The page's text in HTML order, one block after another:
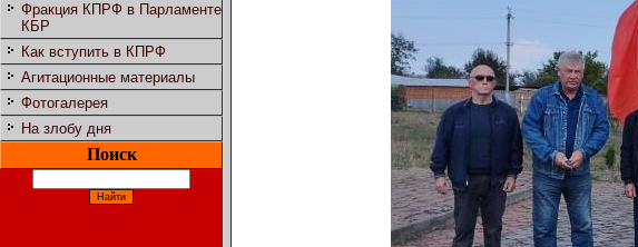
Фракция КПРФ в Парламенте
КБР
Как вступить в КПРФ
Агитационные материалы
Фотогалерея
На злобу дня
Поиск